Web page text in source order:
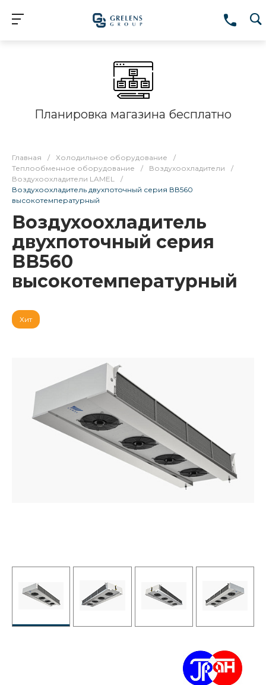
Планировка магазина бесплатно
Главная / Холодильное оборудование
/
Теплообменное оборудование
/ Воздухоохладители
/
Воздухоохладители LAMEL
/
Воздухоохладитель двухпоточный серия ВВ560
высокотемпературный
Воздухоохладитель
двухпоточный серия
ВВ560
высокотемпературный
Хит